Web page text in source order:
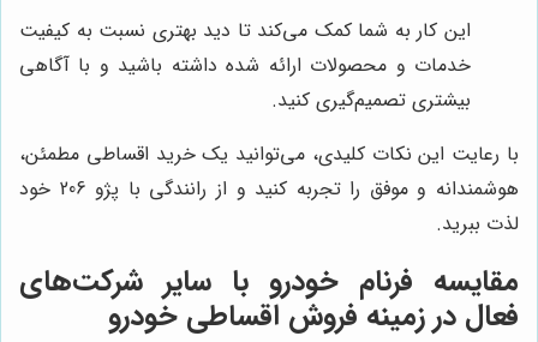
این کار به شما کمک می‌کند تا دید بهتری نسبت به کیفیت
خدمات و محصولات ارائه شده داشته باشید و با آگاهی
بیشتری تصمیم‌گیری کنید.
با رعایت این نکات کلیدی، می‌توانید یک خرید اقساطی مطمئن،
هوشمندانه و موفق را تجربه کنید و از رانندگی با پژو 206 خود
لذت ببرید.
مقایسه فرنام خودرو با سایر شرکت‌های
فعال در زمینه فروش اقساطی خودرو